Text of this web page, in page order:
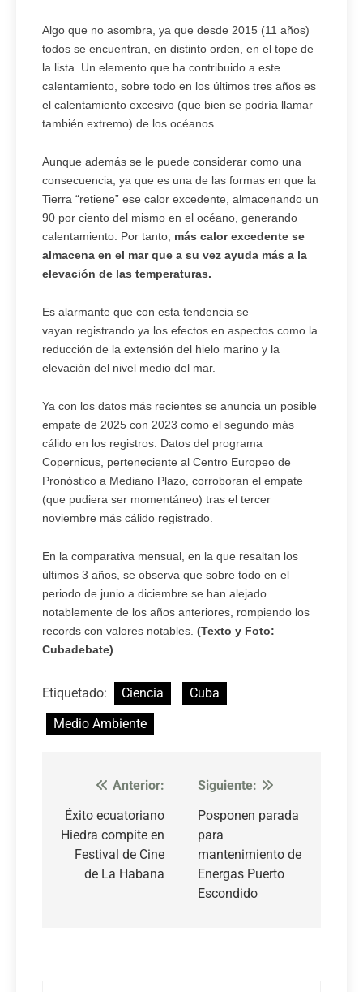
Algo que no asombra, ya que desde 2015 (11 años)
todos se encuentran, en distinto orden, en el tope de
la lista. Un elemento que ha contribuido a este
calentamiento, sobre todo en los últimos tres años es
el calentamiento excesivo (que bien se podría llamar
también extremo) de los océanos.
Aunque además se le puede considerar como una
consecuencia, ya que es una de las formas en que la
Tierra “retiene” ese calor excedente, almacenando un
90 por ciento del mismo en el océano, generando
calentamiento. Por tanto, más calor excedente se
almacena en el mar que a su vez ayuda más a la
elevación de las temperaturas.
Es alarmante que con esta tendencia se
vayan registrando ya los efectos en aspectos como la
reducción de la extensión del hielo marino y la
elevación del nivel medio del mar.
Ya con los datos más recientes se anuncia un posible
empate de 2025 con 2023 como el segundo más
cálido en los registros. Datos del programa
Copernicus, perteneciente al Centro Europeo de
Pronóstico a Mediano Plazo, corroboran el empate
(que pudiera ser momentáneo) tras el tercer
noviembre más cálido registrado.
En la comparativa mensual, en la que resaltan los
últimos 3 años, se observa que sobre todo en el
periodo de junio a diciembre se han alejado
notablemente de los años anteriores, rompiendo los
records con valores notables. (Texto y Foto:
Cubadebate)
Etiquetado: Ciencia
Cuba
Medio Ambiente
Navegación
de
entradas
Anterior:
Éxito ecuatoriano
Hiedra compite en
Festival de Cine
de La Habana
Siguiente:
Posponen parada
para
mantenimiento de
Energas Puerto
Escondido